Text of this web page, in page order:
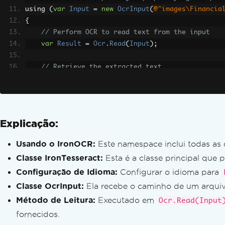
Pacotes de idiomas
OCR de matriz de pontos
Equações
Pacote de Linguagem Financeira
Algarismos arábicos
Mensagens de exceção
Lógica de fallback do Tesseract
Alternativas para System.Drawing.Common
Pasta de tempos de execução do IronOCR
leptonica-1.78.0.dll
Implantação do Azure Functions
Não foi possível localizar 'tessdata
using ( var Input = new OcrInput(
{
// Perform OCR to read text from the input
var
Result = Ocr . Read ( Input );
// Retrieve the extracted text
Explicação:
Usando o IronOCR: Este namespace inclui todas as
Classe IronTesseract: Esta é a classe principal que
Configuração de Idioma: Configurar o idioma para
Classe OcrInput: Ela recebe o caminho de um
Método de Leitura: Executado em
fornecidos.